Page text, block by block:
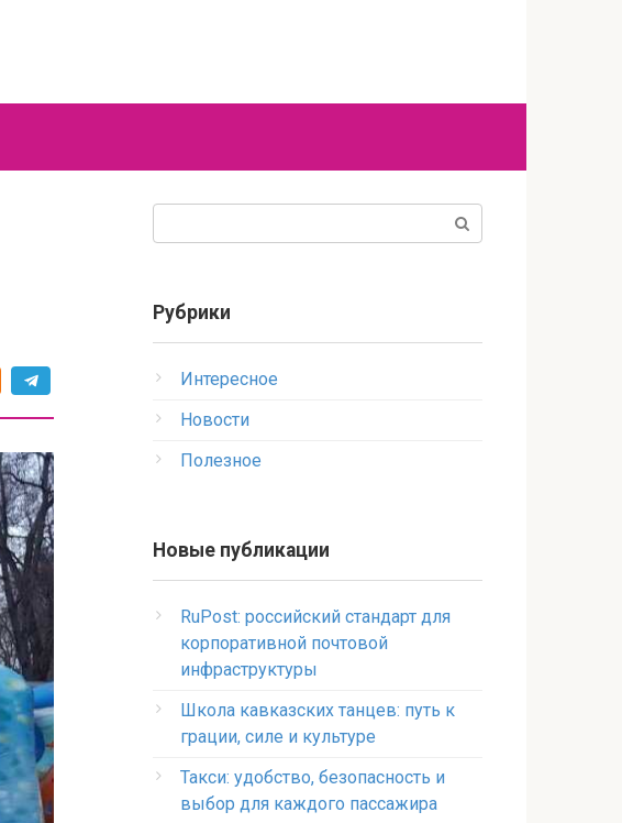
Рубрики
Интересное
Новости
Полезное
Новые публикации
RuPost: российский стандарт для
корпоративной почтовой
инфраструктуры
Школа кавказских танцев: путь к
грации, силе и культуре
Такси: удобство, безопасность и
выбор для каждого пассажира